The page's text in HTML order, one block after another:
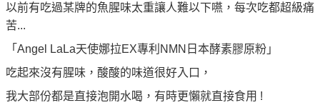
以前有吃過某牌的魚腥味太重讓人難以下嚥，每次吃都超級痛
苦...
「Angel LaLa天使娜拉EX專利NMN日本酵素膠原粉」
吃起來沒有腥味，酸酸的味道很好入口，
我大部份都是直接泡開水喝，有時更懶就直接食用 !